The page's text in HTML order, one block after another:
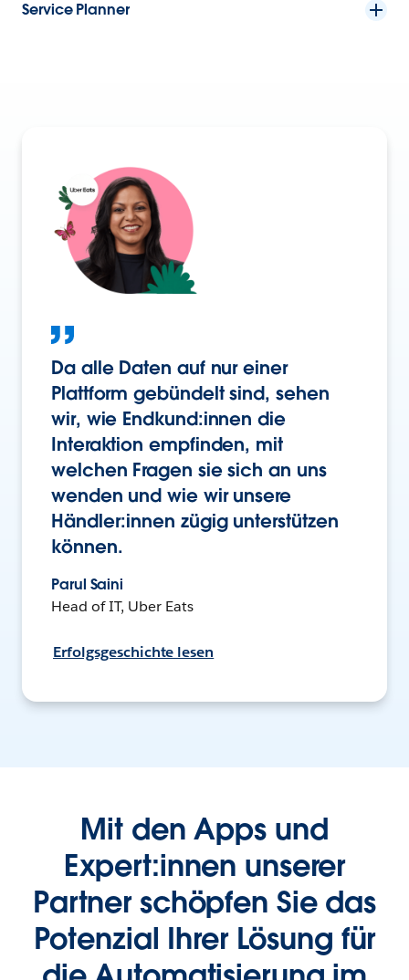
Service Planner
Da alle Daten auf nur einer
Plattform gebündelt sind, sehen
wir, wie Endkund:innen die
Interaktion empfinden, mit
welchen Fragen sie sich an uns
wenden und wie wir unsere
Händler:innen zügig unterstützen
können.
Parul Saini
Head of IT, Uber Eats
Erfolgsgeschichte lesen
Mit den Apps und
Expert:innen unserer
Partner schöpfen Sie das
Potenzial Ihrer Lösung für